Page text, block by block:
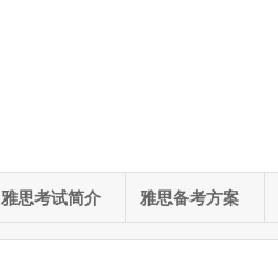
雅思考试简介 雅思备考方案